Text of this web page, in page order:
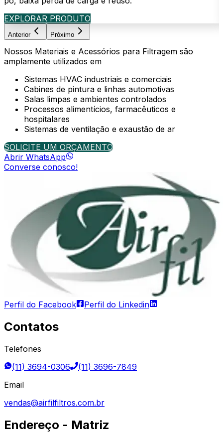
EXPLORAR PRODUTO
Anterior Próximo
Nossos Materiais e Acessórios para Filtragem são
amplamente utilizados em
Sistemas HVAC industriais e comerciais
Cabines de pintura e linhas automotivas
Salas limpas e ambientes controlados
Processos alimentícios, farmacêuticos e
hospitalares
Sistemas de ventilação e exaustão de ar
SOLICITE UM ORÇAMENTO
Abrir WhatsApp
Converse conosco!
Perfil do Facebook Perfil do Linkedin
Contatos
Telefones
(11) 3694-0306
(11) 3696-7849
Email
vendas@airfilfiltros.com.br
Endereço - Matriz